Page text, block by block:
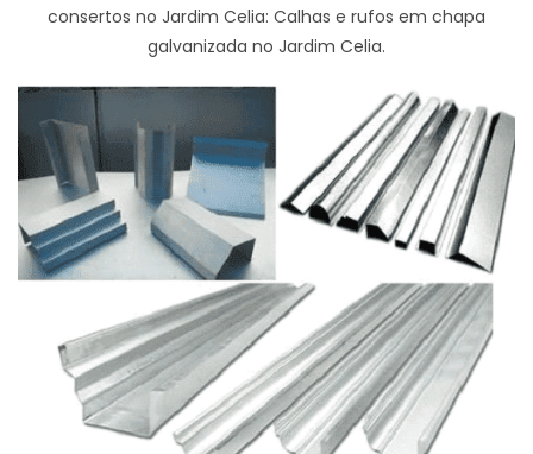
consertos no Jardim Celia: Calhas e rufos em chapa
galvanizada no Jardim Celia.